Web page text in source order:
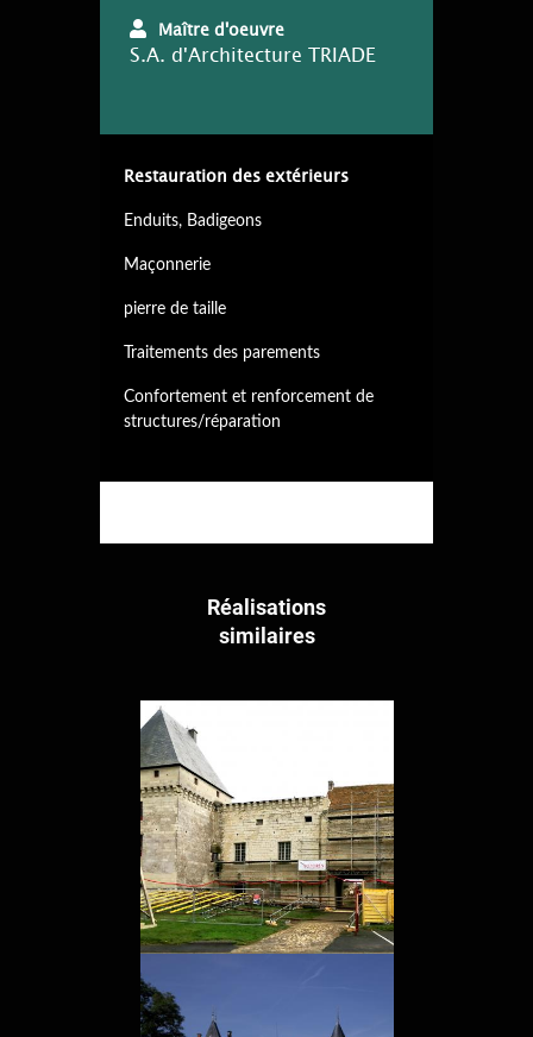
Maître d'oeuvre
S.A. d'Architecture TRIADE
Restauration des extérieurs
Enduits, Badigeons
Maçonnerie
pierre de taille
Traitements des parements
Confortement et renforcement de
structures/réparation
Réalisations
similaires